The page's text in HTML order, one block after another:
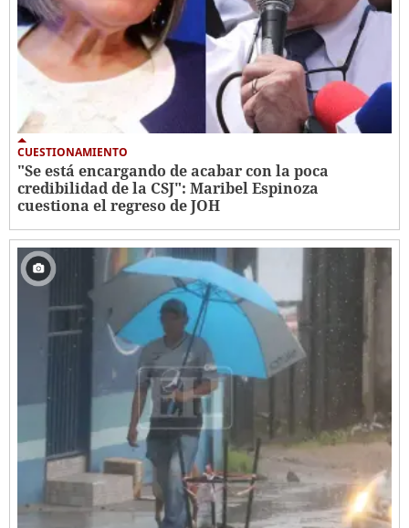
CUESTIONAMIENTO
"Se está encargando de acabar con la poca
credibilidad de la CSJ": Maribel Espinoza
cuestiona el regreso de JOH